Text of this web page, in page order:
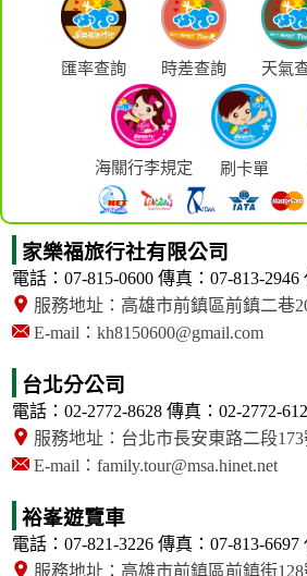
匯率查詢 時差查詢 天氣
海關行李規定 刷卡單
家樂福旅行社有限公司
電話：07-815-0600 傳真：07-813-2946
服務地址：高雄市前鎮區前鎮二巷
E-mail：kh8150600@gmail.com
台北分公司
電話：02-2772-8628 傳真：02-2772-
服務地址：台北市長安東路二段
E-mail：family.tour@msa.hinet.net
裕峯遊覽車
電話：07-821-3226 傳真：07-813-6697
服務地址：高雄市前鎮區前鎮街